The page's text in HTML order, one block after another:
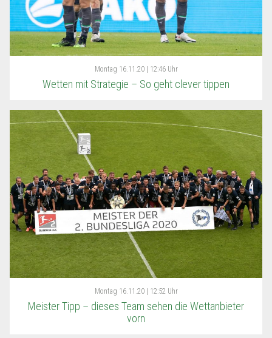
Montag 16.11.20 | 12:46 Uhr
Wetten mit Strategie – So geht clever tippen
Montag 16.11.20 | 12:52 Uhr
Meister Tipp – dieses Team sehen die Wettanbieter
vorn